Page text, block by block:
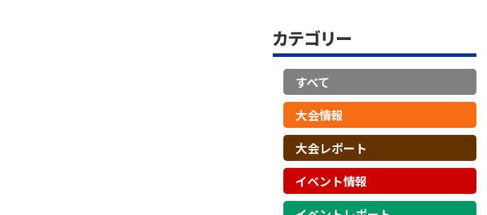
カテゴリー
すべて
大会情報
大会レポート
イベント情報